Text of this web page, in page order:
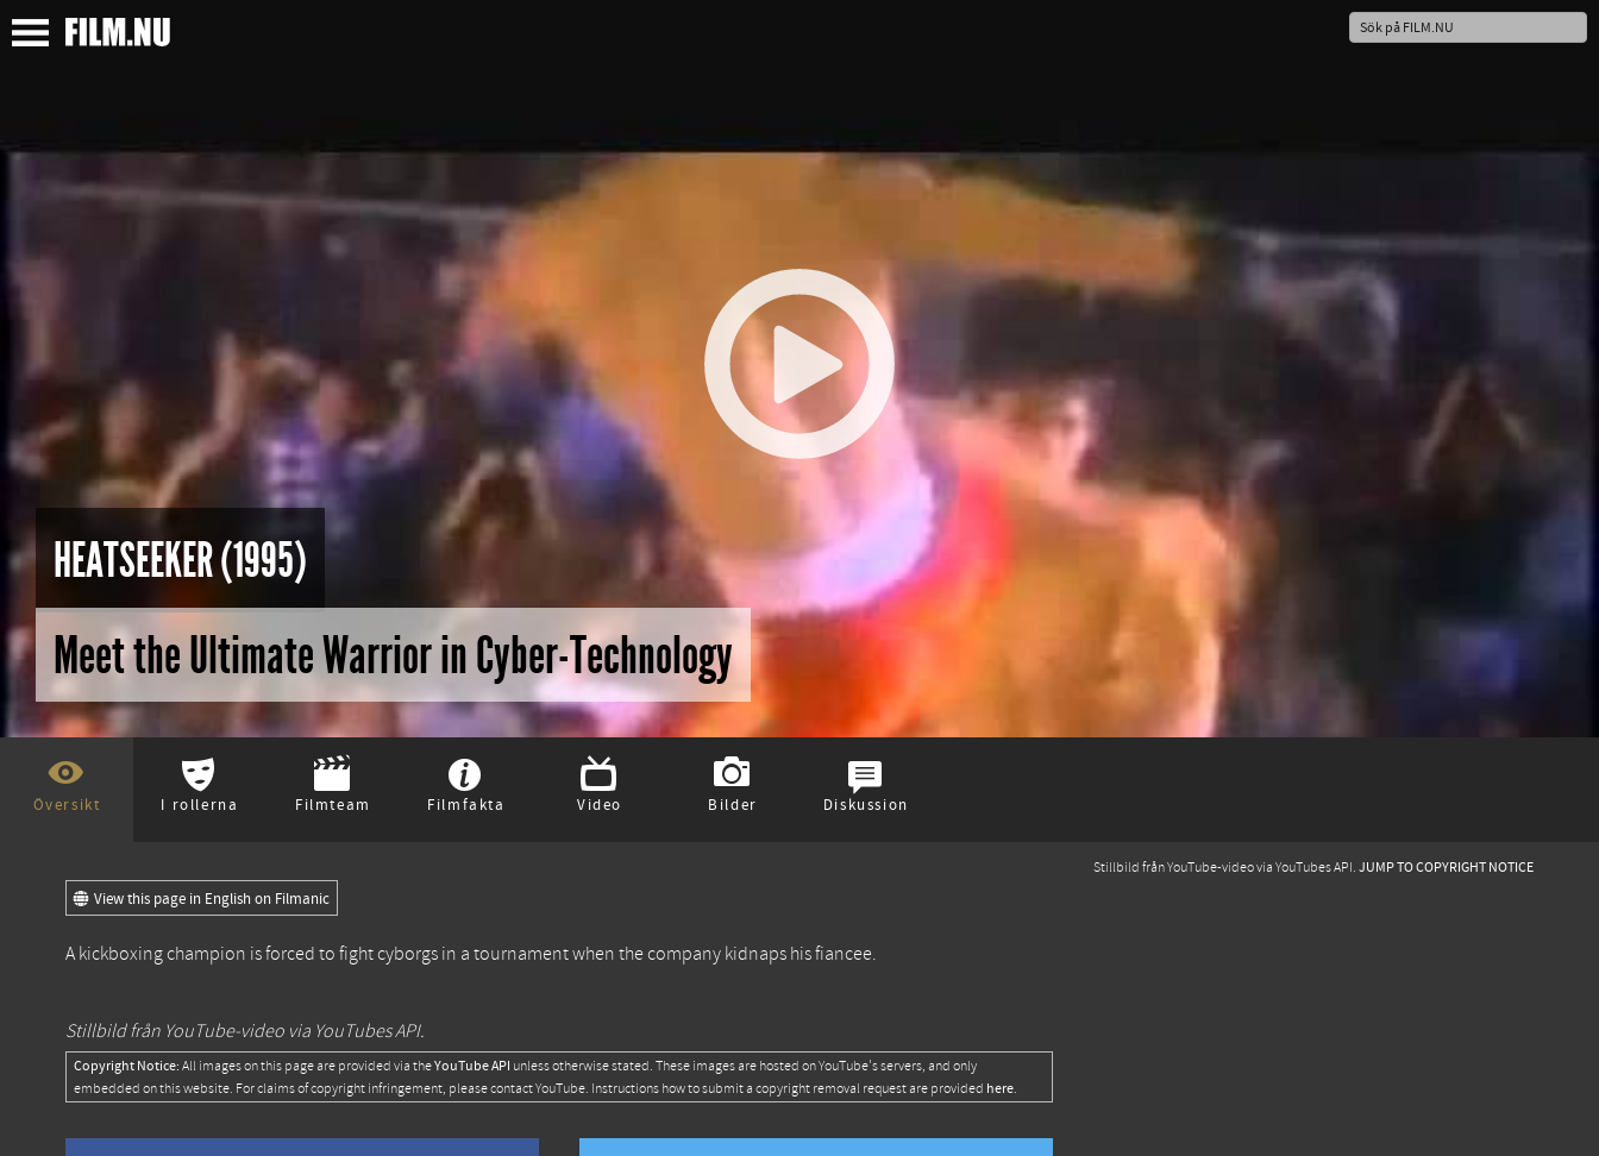
HEATSEEKER (1995)
Meet the Ultimate Warrior in Cyber-Technology
Översikt I rollerna Filmteam Filmfakta Video Bilder Diskussion
Stillbild från YouTube-video via YouTubes API. JUMP TO COPYRIGHT NOTICE
View this page in English on Filmanic
A kickboxing champion is forced to fight cyborgs in a tournament when the company kidnaps his fiancee.
Stillbild från YouTube-video via YouTubes API.
Copyright Notice: All images on this page are provided via theYouTube API unless otherwise stated. These images are hosted on YouTube's servers, and only
embedded on this website. For claims of copyright infringement, please contact YouTube. Instructions how to submit a copyright removal request are provided here.